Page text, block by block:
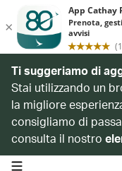
Ti suggeriamo di
Stai utilizzando un
la migliore
consigliamo di
consulta il nostro
open navigation menu